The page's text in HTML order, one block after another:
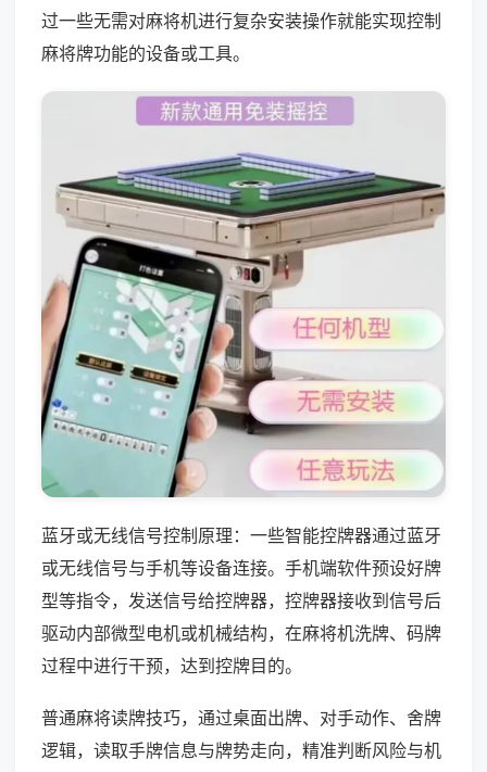
过一些无需对麻将机进行复杂安装操作就能实现控制
麻将牌功能的设备或工具。
蓝牙或无线信号控制原理：一些智能控牌器通过蓝牙
或无线信号与手机等设备连接。手机端软件预设好牌
型等指令，发送信号给控牌器，控牌器接收到信号后
驱动内部微型电机或机械结构，在麻将机洗牌、码牌
过程中进行干预，达到控牌目的。
普通麻将读牌技巧，通过桌面出牌、对手动作、舍牌
逻辑，读取手牌信息与牌势走向，精准判断风险与机